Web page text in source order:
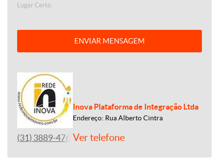
Lugar Certo.
ENVIAR MENSAGEM
Inova Plataforma de Integração Ltda
Endereço: Rua Alberto Cintra
(31) 3889-4765Ver telefone